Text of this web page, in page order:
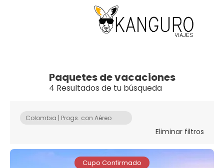
Paquetes de vacaciones
4 Resultados de tu búsqueda
Colombia | Progs. con Aéreo
Eliminar filtros
Cupo Confirmado